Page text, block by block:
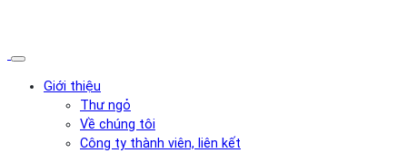
Giới thiệu
Thư ngỏ
Về chúng tôi
Công ty thành viên, liên kết